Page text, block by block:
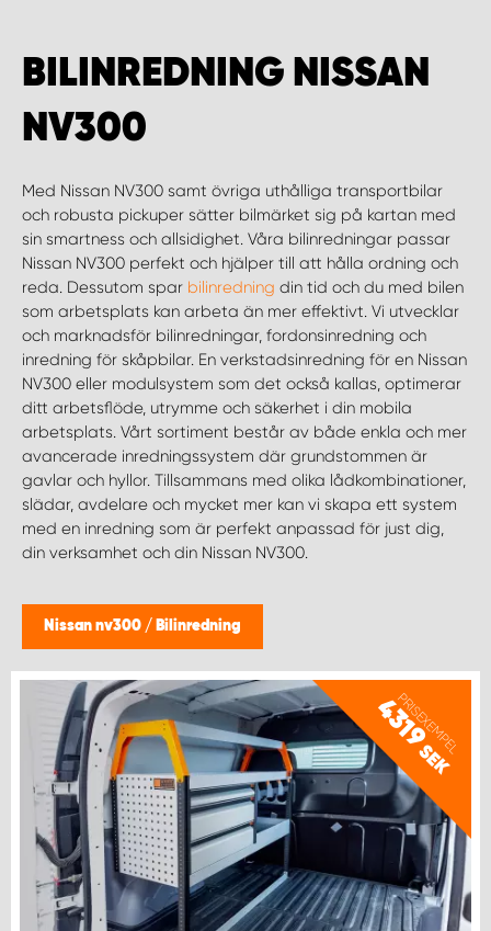
BILINREDNING NISSAN
NV300
Med Nissan NV300 samt övriga uthålliga transportbilar
och robusta pickuper sätter bilmärket sig på kartan med
sin smartness och allsidighet. Våra bilinredningar passar
Nissan NV300 perfekt och hjälper till att hålla ordning och
reda. Dessutom spar bilinredning din tid och du med bilen
som arbetsplats kan arbeta än mer effektivt. Vi utvecklar
och marknadsför bilinredningar, fordonsinredning och
inredning för skåpbilar. En verkstadsinredning för en Nissan
NV300 eller modulsystem som det också kallas, optimerar
ditt arbetsflöde, utrymme och säkerhet i din mobila
arbetsplats. Vårt sortiment består av både enkla och mer
avancerade inredningssystem där grundstommen är
gavlar och hyllor. Tillsammans med olika lådkombinationer,
slädar, avdelare och mycket mer kan vi skapa ett system
med en inredning som är perfekt anpassad för just dig,
din verksamhet och din Nissan NV300.
Nissan nv300 / Bilinredning
PRISEXEMPEL
4319
SEK
WORK SYSTEM KALMAR
WORK SYSTEM KARLSTAD
WORK SYSTEM KIRUNA
WORK SYSTEM KRISTIANSTAD
WORK SYSTEM LINKÖPING
WORK SYSTEM LULEÅ
WORK SYSTEM NORRKÖPING
WORK SYSTEM SKELLEFTEÅ
WORK SYSTEM SKÖVDE
WORK SYSTEM STOCKHOLM NORR
WORK SYSTEM STOCKHOLM SYD
WORK SYSTEM SUNDSVALL
WORK SYSTEM TRESTAD
WORK SYSTEM UMEÅ